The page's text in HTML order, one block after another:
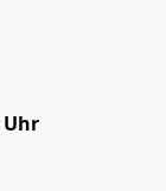
Uhr